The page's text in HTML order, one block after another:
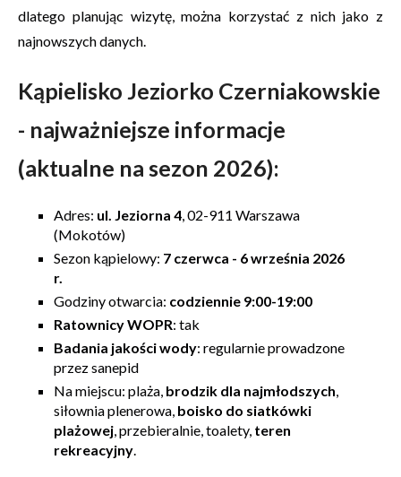
dlatego planując wizytę, można korzystać z nich jako z
najnowszych danych.
Kąpielisko Jeziorko Czerniakowskie
- najważniejsze informacje
(aktualne na sezon 2026):
Adres: ul. Jeziorna 4 , 02-911 Warszawa
(Mokotów)
Sezon kąpielowy: 7 czerwca - 6 września 2026
r.
Godziny otwarcia: codziennie 9:00-19:00
Ratownicy WOPR: tak
Badania jakości wody: regularnie prowadzone
przez sanepid
Na miejscu: plaża, brodzik dla najmłodszych
siłownia plenerowa, boisko do siatkówki
plażowej , przebieralnie, toalety, teren
rekreacyjny